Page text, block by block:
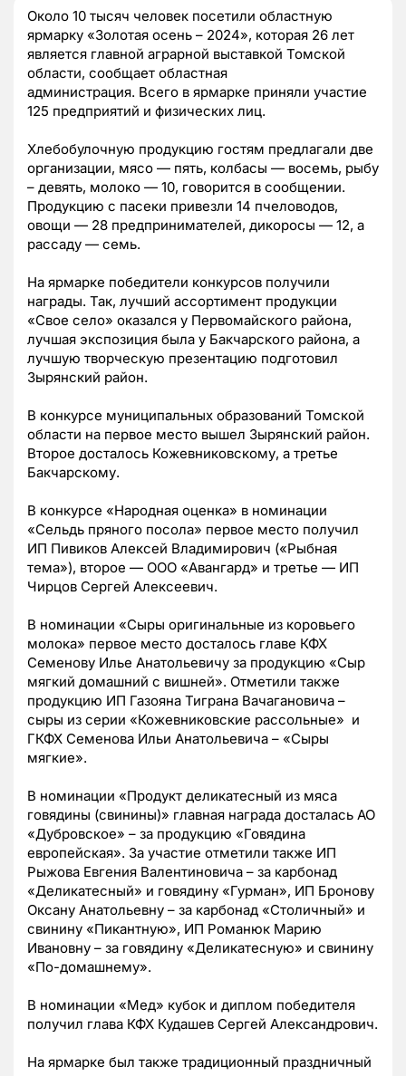
Около 10 тысяч человек посетили областную
ярмарку «Золотая осень – 2024», которая 26 лет
является главной аграрной выставкой Томской
области, сообщает областная
администрация. Всего в ярмарке приняли участие
125 предприятий и физических лиц.
Хлебобулочную продукцию гостям предлагали две
организации, мясо — пять, колбасы — восемь, рыбу
– девять, молоко — 10, говорится в сообщении.
Продукцию с пасеки привезли 14 пчеловодов,
овощи — 28 предпринимателей, дикоросы — 12, а
рассаду — семь.
На ярмарке победители конкурсов получили
награды. Так, лучший ассортимент продукции
«Свое село» оказался у Первомайского района,
лучшая экспозиция была у Бакчарского района, а
лучшую творческую презентацию подготовил
Зырянский район.
В конкурсе муниципальных образований Томской
области на первое место вышел Зырянский район.
Второе досталось Кожевниковскому, а третье
Бакчарскому.
В конкурсе «Народная оценка» в номинации
«Сельдь пряного посола» первое место получил
ИП Пивиков Алексей Владимирович («Рыбная
тема»), второе — ООО «Авангард» и третье — ИП
Чирцов Сергей Алексеевич.
В номинации «Сыры оригинальные из коровьего
молока» первое место досталось главе КФХ
Семенову Илье Анатольевичу за продукцию «Сыр
мягкий домашний с вишней». Отметили также
продукцию ИП Газояна Тиграна Вачагановича –
сыры из серии «Кожевниковские рассольные» и
ГКФХ Семенова Ильи Анатольевича – «Сыры
мягкие».
В номинации «Продукт деликатесный из мяса
говядины (свинины)» главная награда досталась АО
«Дубровское» – за продукцию «Говядина
европейская». За участие отметили также ИП
Рыжова Евгения Валентиновича – за карбонад
«Деликатесный» и говядину «Гурман», ИП Бронову
Оксану Анатольевну – за карбонад «Столичный» и
свинину «Пикантную», ИП Романюк Марию
Ивановну – за говядину «Деликатесную» и свинину
«По-домашнему».
В номинации «Мед» кубок и диплом победителя
получил глава КФХ Кудашев Сергей Александрович.
На ярмарке был также традиционный праздничный